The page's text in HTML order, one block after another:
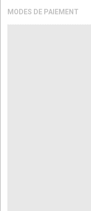
MODES DE PAIEMENT